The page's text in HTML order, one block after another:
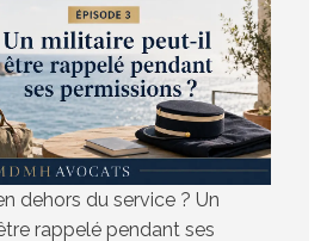
dehors du service ? Un
rappelé pendant ses